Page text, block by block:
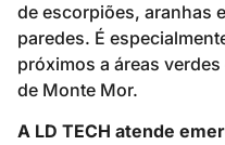
de escorpiões, aranhas
paredes. É
próximos a áreas
de Monte Mor.
A LD TECH atende